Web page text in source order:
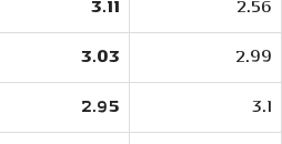
2.56
3.11
2.99
3.03
3.1
2.95